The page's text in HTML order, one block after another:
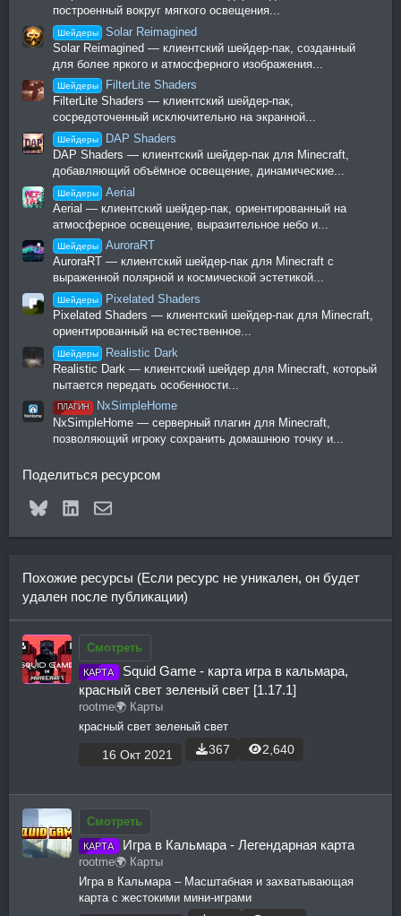
построенный вокруг мягкого освещения...
Шейдеры
Solar Reimagined
Solar Reimagined — клиентский шейдер-пак, созданный
для более яркого и атмосферного изображения...
Шейдеры
FilterLite Shaders
FilterLite Shaders — клиентский шейдер-пак,
сосредоточенный исключительно на экранной...
Шейдеры
DAP Shaders
DAP Shaders — клиентский шейдер-пак для Minecraft,
добавляющий объёмное освещение, динамические...
Шейдеры
Aerial
Aerial — клиентский шейдер-пак, ориентированный на
атмосферное освещение, выразительное небо и...
Шейдеры
AuroraRT
AuroraRT — клиентский шейдер-пак для Minecraft с
выраженной полярной и космической эстетикой...
Шейдеры
Pixelated Shaders
Pixelated Shaders — клиентский шейдер-пак для Minecraft,
ориентированный на естественное...
Шейдеры
Realistic Dark
Realistic Dark — клиентский шейдер для Minecraft, который
пытается передать особенности...
ПЛАГИН
NxSimpleHome
NxSimpleHome — серверный плагин для Minecraft,
позволяющий игроку сохранить домашнюю точку и...
Поделиться ресурсом
BlueskyLinkedInЭлектронная почта
Похожие ресурсы (Если ресурс не уникален, он будет
удален после публикации)
Смотреть
КАРТА
Squid Game - карта игра в кальмара,
красный свет зеленый свет [1.17.1]
rootme🌍 Карты
красный свет зеленый свет
16 Окт 2021 367 2,640
Смотреть
КАРТА Игра в Кальмара - Легендарная карта
rootme🌍 Карты
Игра в Кальмара – Масштабная и захватывающая
карта с жестокими мини-играми